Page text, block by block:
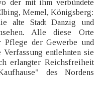
der mit ihm verbündete
Memel, Königsberg:
alte Stadt Danzig und
Alle diese Orte
Pflege der Gewerbe und
entlehnten sie
erlangter Reichsfreiheit
des Nordens